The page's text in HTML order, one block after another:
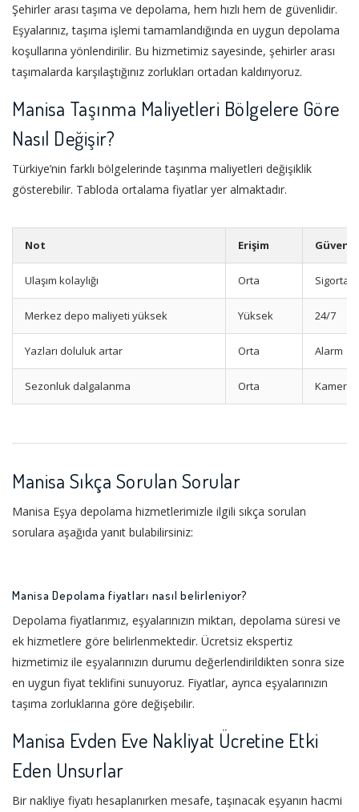
Şehirler arası taşıma ve depolama, hem hızlı hem de güvenlidir.
Eşyalarınız, taşıma işlemi tamamlandığında en uygun depolama
koşullarına yönlendirilir. Bu hizmetimiz sayesinde, şehirler arası
taşımalarda karşılaştığınız zorlukları ortadan kaldırıyoruz.
Manisa Taşınma Maliyetleri Bölgelere Göre
Nasıl Değişir?
Türkiye’nin farklı bölgelerinde taşınma maliyetleri değişiklik
gösterebilir. Tabloda ortalama fiyatlar yer almaktadır.
Not Erişim
Ulaşım kolaylığı Orta Sigorta
Merkez depo maliyeti yüksek Yüksek 24/7
Yazları doluluk artar Orta Alarm
Sezonluk dalgalanma Orta Kamera
Manisa Sıkça Sorulan Sorular
Manisa Eşya depolama hizmetlerimizle ilgili sıkça sorulan
sorulara aşağıda yanıt bulabilirsiniz:
Manisa Depolama fiyatları nasıl belirleniyor?
Depolama fiyatlarımız, eşyalarınızın miktarı, depolama süresi ve
ek hizmetlere göre belirlenmektedir. Ücretsiz ekspertiz
hizmetimiz ile eşyalarınızın durumu değerlendirildikten sonra size
en uygun fiyat teklifini sunuyoruz. Fiyatlar, ayrıca eşyalarınızın
taşıma zorluklarına göre değişebilir.
Manisa Evden Eve Nakliyat Ücretine Etki
Eden Unsurlar
Bir nakliye fiyatı hesaplanırken mesafe, taşınacak eşyanın hacmi